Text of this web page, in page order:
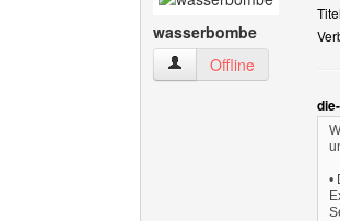
wasserbombe
wasserbombe Benutzer-
Offline
•